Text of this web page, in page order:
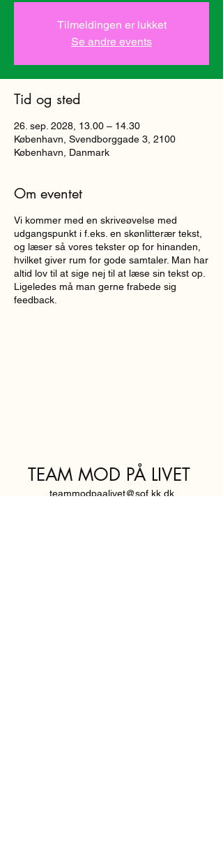
Tilmeldingen er lukket
Se andre events
Tid og sted
26. sep. 2028, 13.00 – 14.30
København, Svendborggade 3, 2100
København, Danmark
Om eventet
Vi kommer med en skriveøvelse med
udgangspunkt i f.eks. en skønlitterær tekst,
og læser så vores tekster op for hinanden,
hvilket giver rum for gode samtaler. Man har
altid lov til at sige nej til at læse sin tekst op.
Ligeledes må man gerne frabede sig
feedback.
TEAM MOD PÅ LIVET
teammodpaalivet@sof.kk.dk